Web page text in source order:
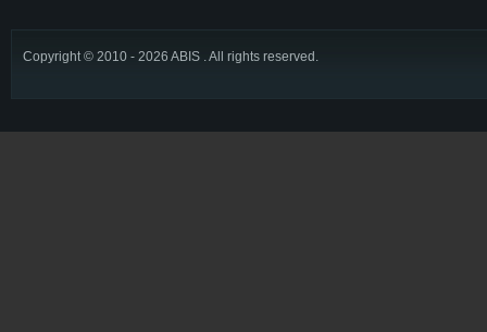
Copyright © 2010 - 2026 ABIS . All rights reserved.